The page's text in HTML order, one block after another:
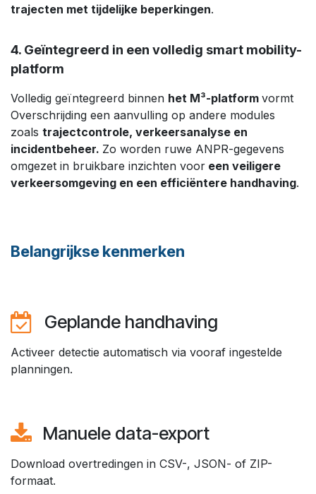
trajecten met tijdelijke beperkingen.
4. Geïntegreerd in een volledig smart mobility-
platform
Volledig geïntegreerd binnen het M³-platform vormt
Overschrijding een aanvulling op andere modules
zoals trajectcontrole, verkeersanalyse en
incidentbeheer. Zo worden ruwe ANPR-gegevens
omgezet in bruikbare inzichten voor een veiligere
verkeersomgeving en een efficiëntere handhaving.
Belangrijkse kenmerken
Geplande handhaving ​
Activeer detectie automatisch via vooraf ingestelde
planningen.​
Manuele data-export ​
Download overtredingen in CSV-, JSON- of ZIP-
formaat.​